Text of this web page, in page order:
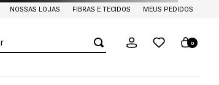
NOSSAS LOJAS FIBRAS E TECIDOS MEUS PEDIDOS
0